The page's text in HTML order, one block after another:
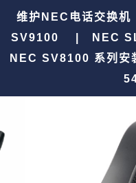
维护NEC电话交
SV9100 | NEC
NEC SV8100 系列